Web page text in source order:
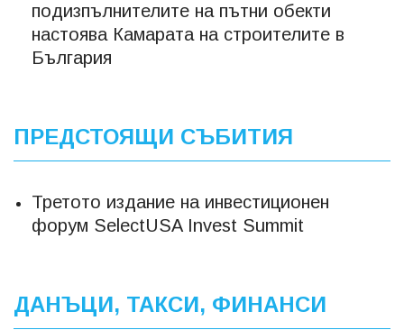
подизпълнителите на пътни обекти
настоява Камарата на строителите в
България
ПРЕДСТОЯЩИ СЪБИТИЯ
Третото издание на инвестиционен
форум SelectUSA Invest Summit
ДАНЪЦИ, ТАКСИ, ФИНАНСИ